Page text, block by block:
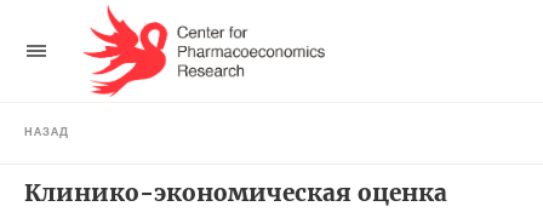
НАЗАД
Клинико-экономическая оценка